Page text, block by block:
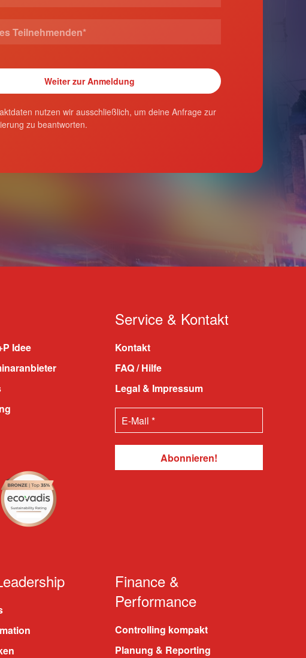
nutzen wir ausschließlich, um deine Anfrage zur
zu beantworten.
Idee
Service & Kontakt
Kontakt
FAQ / Hilfe
Legal & Impressum
Finance &
Performance
Controlling kompakt
Planung & Reporting